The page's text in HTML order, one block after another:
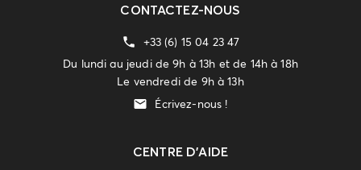
CONTACTEZ-NOUS
+33 (6) 15 04 23 47
Du lundi au jeudi de 9h à 13h et de 14h à 18h
Le vendredi de 9h à 13h
Écrivez-nous !
CENTRE D'AIDE